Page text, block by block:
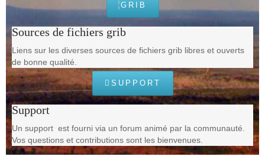
GRIB
Sources de fichiers grib
Liens sur les diverses sources de fichiers grib libres et ouverts
de bonne qualité.
SUPPORT
Support
Un support est fourni via un forum animé par la communauté.
Vos questions et contributions sont les bienvenues.